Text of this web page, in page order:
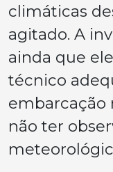
climáticas
agitado. A
ainda que
técnico
embarcação
não ter